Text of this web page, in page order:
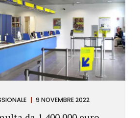
9 NOVEMBRE 2022